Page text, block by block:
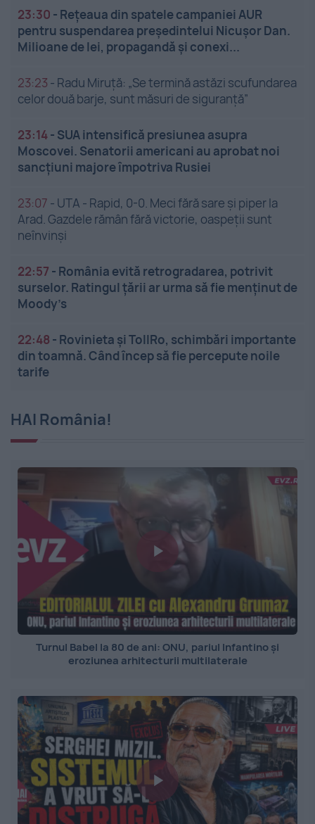
23:30 - Rețeaua din spatele campaniei AUR
pentru suspendarea președintelui Nicușor Dan.
Milioane de lei, propagandă și conexi...
23:23 - Radu Miruță: „Se termină astăzi scufundarea
celor două barje, sunt măsuri de siguranţă”
23:14- SUA intensifică presiunea asupra
Moscovei. Senatorii americani au aprobat noi
sancțiuni majore împotriva Rusiei
23:07 - UTA - Rapid, 0-0. Meci fără sare și piper la
Arad. Gazdele rămân fără victorie, oaspeții sunt
neînvinși
22:57 - România evită retrogradarea, potrivit
surselor. Ratingul țării ar urma să fie menținut de
Moody’s
22:48 - Rovinieta și TollRo, schimbări importante
din toamnă. Când încep să fie percepute noile
tarife
HAI România!
Turnul Babel la 80 de ani: ONU, pariul Infantino și
eroziunea arhitecturii multilaterale